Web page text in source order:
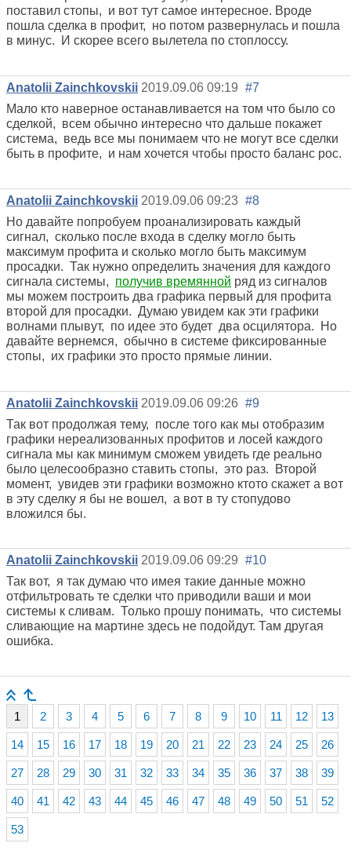
поставил стопы, и вот тут самое интересное. Вроде
пошла сделка в профит, но потом развернулась и пошла
в минус. И скорее всего вылетела по стоплоссу.
Anatolii Zainchkovskii 2019.09.06 09:19 #7
Мало кто наверное останавливается на том что было со
сделкой, всем обычно интересно что дальше покажет
система, ведь все мы понимаем что не могут все сделки
быть в профите, и нам хочется чтобы просто баланс рос.
Anatolii Zainchkovskii 2019.09.06 09:23 #8
Но давайте попробуем проанализировать каждый
сигнал, сколько после входа в сделку могло быть
максимум профита и сколько могло быть максимум
просадки. Так нужно определить значения для каждого
сигнала системы, получив времянной ряд из сигналов
мы можем построить два графика первый для профита
второй для просадки. Думаю увидем как эти графики
волнами плывут, по идее это будет два осцилятора. Но
давайте вернемся, обычно в системе фиксированные
стопы, их графики это просто прямые линии.
Anatolii Zainchkovskii 2019.09.06 09:26 #9
Так вот продолжая тему, после того как мы отобразим
графики нереализованных профитов и лосей каждого
сигнала мы как минимум сможем увидеть где реально
было целесообразно ставить стопы, это раз. Второй
момент, увидев эти графики возможно ктото скажет а вот
в эту сделку я бы не вошел, а вот в ту стопудово
вложился бы.
Anatolii Zainchkovskii 2019.09.06 09:29 #10
Так вот, я так думаю что имея такие данные можно
отфильтровать те сделки что приводили ваши и мои
системы к сливам. Только прошу понимать, что системы
сливающие на мартине здесь не подойдут. Там другая
ошибка.
1 2 3 4 5 6 7 8 9 10 11 12 13
14 15 16 17 18 19 20 21 22 23 24 25 26
27 28 29 30 31 32 33 34 35 36 37 38 39
40 41 42 43 44 45 46 47 48 49 50 51 52
53